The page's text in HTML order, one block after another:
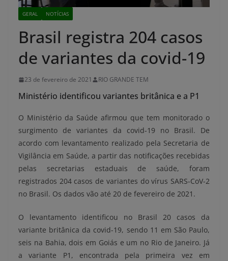
GERAL NOTÍCIAS
Brasil registra 204 casos
de variantes da covid-19
23 de fevereiro de 2021 RIO GRANDE TEM
Ministério identificou variantes britânica e a P1
O Ministério da Saúde afirmou que tem monitorado o
surgimento de variantes da covid-19 no Brasil. De
acordo com levantamento realizado pela Secretaria de
Vigilância em Saúde, a partir das notificações recebidas
pelas secretarias estaduais de saúde, foram
registrados 204 casos de variantes do vírus SARS-CoV-2
no Brasil. Os dados vão até 20 de fevereiro de 2021.
O levantamento identificou no Brasil 20 casos da
variante britânica da covid-19, sendo 11 em São Paulo,
seis na Bahia, dois em Goiás e um no Rio de Janeiro. Já
a variante P1, encontrada pela primeira vez em